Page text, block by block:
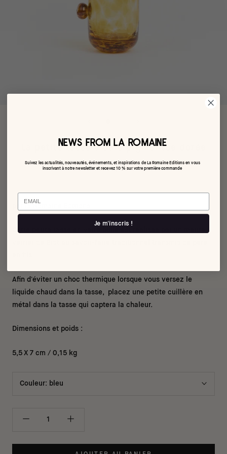
La petite tasse à café pigmentée dorée
€48,00
Cette petite tasse en verre bullé est réalisée par un maître
Afin d'éviter un choc thermique lorsque vous versez le
liquide chaud dans la tasse, placez une petite cuillère en
métal dans la tasse qui captera la chaleur.
Dimensions et poids :
5,5 X 7 cm / 0,15 kg
Couleur: bleu
NEWS FROM LA ROMAINE
Suivez les actualités, nouveautés, événements, et inspirations de La Romaine Editions en vous
inscrivant à notre newsletter et recevez 10 % sur votre première commande
Email
Je m'inscris !